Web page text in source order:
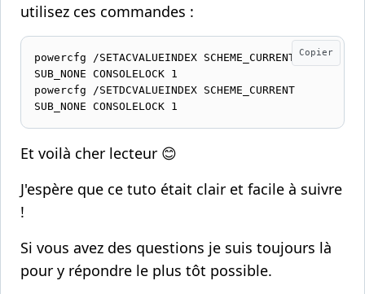
utilisez ces commandes :
Copier
powercfg /SETACVALUEINDEX SCHEME_CURRENT
SUB_NONE CONSOLELOCK 1
powercfg /SETDCVALUEINDEX SCHEME_CURRENT
SUB_NONE CONSOLELOCK 1
Et voilà cher lecteur 😊
J'espère que ce tuto était clair et facile à suivre
!
Si vous avez des questions je suis toujours là
pour y répondre le plus tôt possible.